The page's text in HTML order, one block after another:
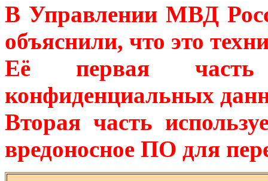
В Управлении МВД
объяснили, что это
Её первая часть
конфиденциальных
Вторая часть
вредоносное ПО для